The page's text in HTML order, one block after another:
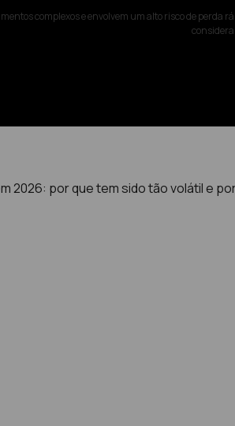
complexos e envolvem um alto risco de perda